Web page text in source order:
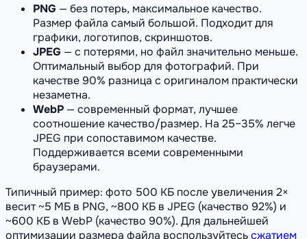
PNG — без потерь, максимальное качество.
Размер файла самый большой. Подходит для
графики, логотипов, скриншотов.
JPEG — с потерями, но файл значительно меньше.
Оптимальный выбор для фотографий. При
качестве 90% разница с оригиналом практически
незаметна.
WebP — современный формат, лучшее
соотношение качество/размер. На 25–35% легче
JPEG при сопоставимом качестве.
Поддерживается всеми современными
браузерами.
Типичный пример: фото 500 КБ после увеличения 2×
весит ~5 МБ в PNG, ~800 КБ в JPEG (качество 92%) и
~600 КБ в WebP (качество 90%). Для дальнейшей
оптимизации размера файла воспользуйтесьсжатием